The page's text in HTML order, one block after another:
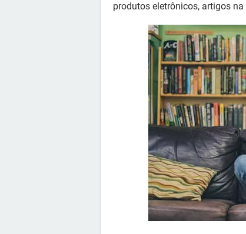
produtos eletrônicos, artigos na